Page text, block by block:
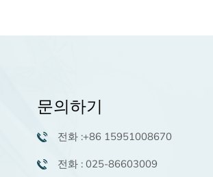
문의하기
전화 :+86 15951008670
전화 : 025-86603009